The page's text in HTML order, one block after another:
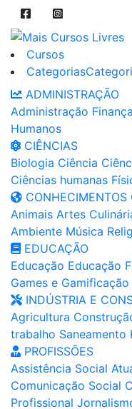
Cursos
Categorias
ADMINISTRAÇÃO
Administração
Humanos
CIÊNCIAS
Biologia Ciência
Ciências humanas
CONHECIMENTOS
Animais Artes
Ambiente Música
EDUCAÇÃO
Educação Educação
Games e
INDÚSTRIA E
Agricultura
trabalho Saneamento
PROFISSÕES
Assistência Social
Comunicação Social
Profissional